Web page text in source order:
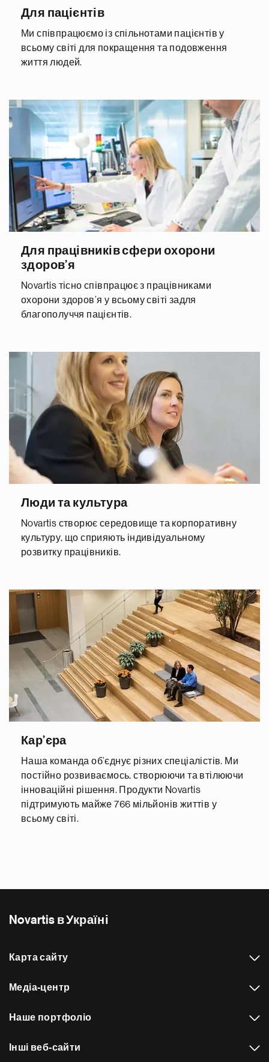
Для пацієнтів
Ми співпрацюємо із спільнотами пацієнтів у
всьому світі для покращення та подовження
життя людей.
Для працівників сфери охорони
здоров’я
Novartis тісно співпрацює з працівниками
охорони здоров’я у всьому світі задля
благополуччя пацієнтів.
Люди та культура
Novartis створює середовище та корпоративну
культуру, що сприяють індивідуальному
розвитку працівників.
Кар’єра
Наша команда об’єднує різних спеціалістів. Ми
постійно розвиваємось, створюючи та втілюючи
інноваційні рішення. Продукти Novartis
підтримують майже 766 мільйонів життів у
всьому світі.
Novartis в Україні
Карта сайту
Медіа-центр
Наше портфоліо
Інші веб-сайти